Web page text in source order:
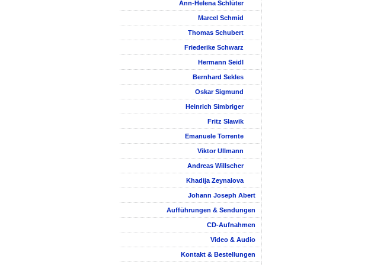
Ann-Helena Schlüter
Marcel Schmid
Thomas Schubert
Friederike Schwarz
Hermann Seidl
Bernhard Sekles
Oskar Sigmund
Heinrich Simbriger
Fritz Slawik
Emanuele Torrente
Viktor Ullmann
Andreas Willscher
Khadija Zeynalova
Johann Joseph Abert
Aufführungen & Sendungen
CD-Aufnahmen
Video & Audio
Kontakt & Bestellungen